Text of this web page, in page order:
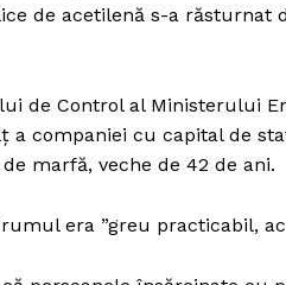
de acetilenă s-a
de Control al Ministerului
companiei cu capital de
marfă, veche de 42 de ani.
era ”greu practicabil,